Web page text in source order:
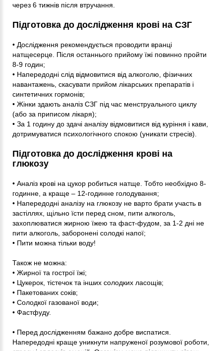
через 6 тижнів після втручання.
Підготовка до дослідження крові на СЗГ
• Дослідження рекомендується проводити вранці
натщесерце. Після останнього прийому їжі повинно пройти
8-9 годин;
• Напередодні слід відмовитися від алкоголю, фізичних
навантажень, скасувати прийом лікарських препаратів і
синтетичних гормонів;
• Жінки здають аналіз СЗГ під час менструального циклу
(або за приписом лікаря);
• За 1 годину до здачі аналізу відмовитися від куріння і кави,
дотримуватися психологічного спокою (уникати стресів).
Підготовка до дослідження крові на
глюкозу
• Аналіз крові на цукор робиться натще. Тобто необхідно 8-
годинне, а краще – 12-годинне голодування;
• Напередодні аналізу на глюкозу не варто брати участь в
застіллях, щільно їсти перед сном, пити алкоголь,
захоплюватися жирною їжею та фаст-фудом, за 1-2 дні не
пити алкоголь, заборонені солодкі напої;
• Пити можна тільки воду!
Також не можна:
• Жирної та гострої їжі;
• Цукерок, тістечок та інших солодких ласощів;
• Пакетованих соків;
• Солодкої газованої води;
• Фастфуду.
• Перед дослідженням бажано добре виспатися.
Напередодні краще уникнути напруженої розумової роботи,